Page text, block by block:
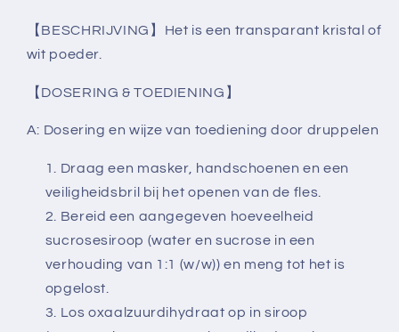
【BESCHRIJVING】Het is een transparant kristal of
wit poeder.
【DOSERING & TOEDIENING】
A: Dosering en wijze van toediening door druppelen
Draag een masker, handschoenen en een
veiligheidsbril bij het openen van de fles.
Bereid een aangegeven hoeveelheid
sucrosesiroop (water en sucrose in een
verhouding van 1:1 (w/w)) en meng tot het is
opgelost.
Los oxaalzuurdihydraat op in siroop